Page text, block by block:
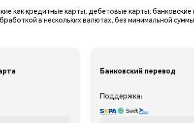
как кредитные карты, дебетовые карты,
в нескольких валютах, без минимальной
Банковский перевод
Поддержка: